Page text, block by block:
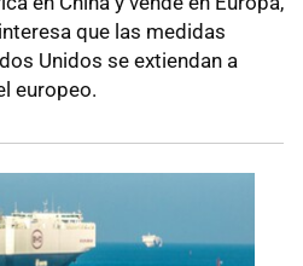
que las medidas
Unidos se extiendan a
europeo.